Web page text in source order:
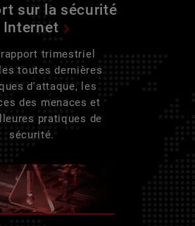
sur la sécurité
Internet
trimestriel
toutes dernières
d'attaque, les
des menaces et
pratiques de
sécurité.